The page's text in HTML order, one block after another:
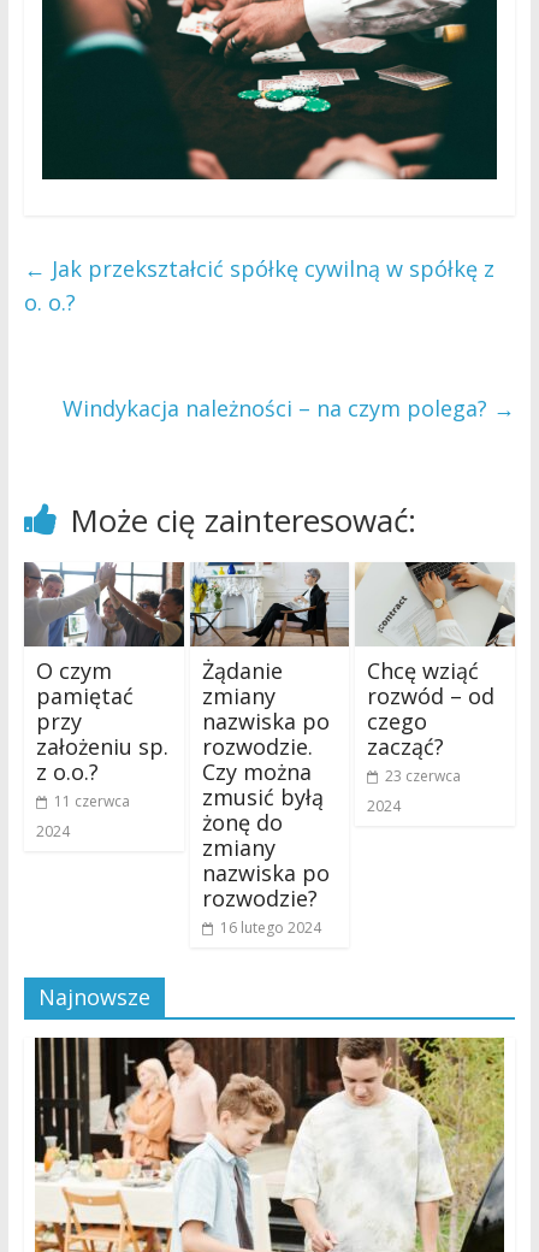
← Jak przekształcić spółkę cywilną w spółkę z
o. o.?
Windykacja należności – na czym polega? →
Może cię zainteresować:
O czym
pamiętać
przy
założeniu sp.
z o.o.?
11 czerwca
2024
Żądanie
zmiany
nazwiska po
rozwodzie.
Czy można
zmusić byłą
żonę do
zmiany
nazwiska po
rozwodzie?
16 lutego 2024
Chcę wziąć
rozwód – od
czego
zacząć?
23 czerwca
2024
Najnowsze